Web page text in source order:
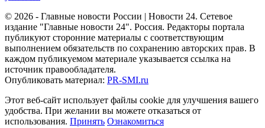
© 2026 - Главные новости России | Новости 24. Сетевое
издание "Главные новости 24". Россия. Редакторы портала
публикуют сторонние материалы с соответствующим
выполнением обязательств по сохранению авторских прав. В
каждом публикуемом материале указывается ссылка на
источник правообладателя.
Опубликовать материал: PR-SMI.ru
Этот веб-сайт использует файлы cookie для улучшения вашего
удобства. При желании вы можете отказаться от
использования. Принять Ознакомиться